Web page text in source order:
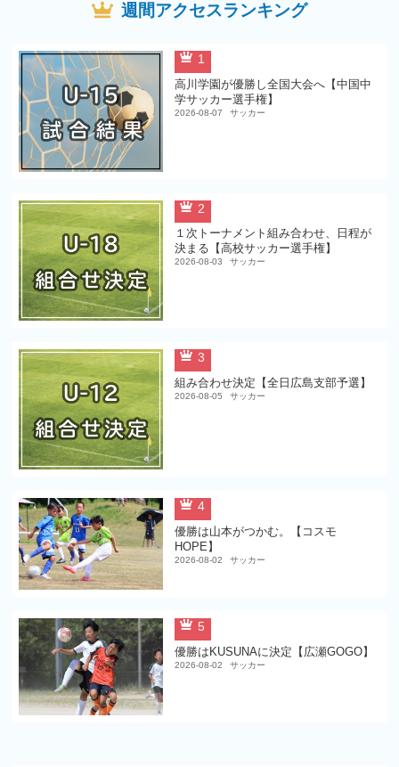
週間アクセスランキング
1
高川学園が優勝し全国大会へ【中国中
学サッカー選手権】
2026-08-07 サッカー
2
１次トーナメント組み合わせ、日程が
決まる【高校サッカー選手権】
2026-08-03 サッカー
3
組み合わせ決定【全日広島支部予選】
2026-08-05 サッカー
4
優勝は山本がつかむ。【コスモ
HOPE】
2026-08-02 サッカー
5
優勝はKUSUNAに決定【広瀬GOGO】
2026-08-02 サッカー